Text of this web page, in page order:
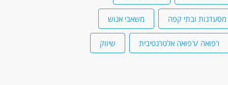
מסעדנות ובתי קפה משאבי אנוש
רפואה /רפואה אלטרנטיבית שיווק